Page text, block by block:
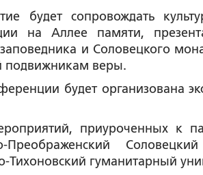
будет сопровождать
на Аллее памяти,
и Соловецкого
подвижникам веры.
будет организована
приуроченных к
Преображенский
Тихоновский гуманитарный